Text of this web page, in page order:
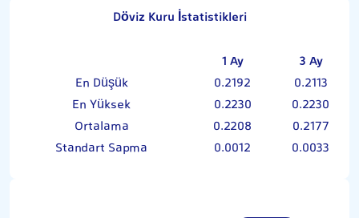
Döviz Kuru İstatistikleri
1 Ay
3 Ay
En Düşük
0.2192
0.2113
En Yüksek
0.2230
0.2230
Ortalama
0.2208
0.2177
Standart Sapma
0.0012 0.0033